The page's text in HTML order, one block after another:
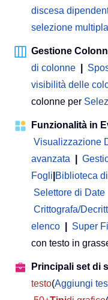
discesa
selezione multipla
Gestione
di colonne
visibilità delle
colonne per
Funzionalità in
Visualizzazione
avanzata
Fogli Biblioteca
Selettore di Date
Crittografa/
elenco
Super
con testo in
Principali set di
testo(Aggiungi